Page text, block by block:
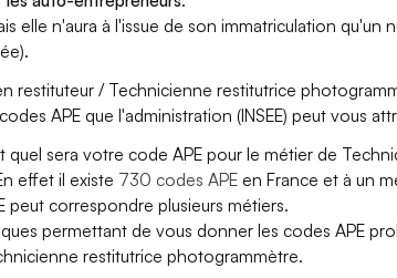
elle n'aura à l'issue de son immatriculation qu'un
restituteur / Technicienne restitutrice
APE que l'administration (INSEE) peut vous
sera votre code APE pour le métier de
effet il existe 730 codes APE en France et à un
peut correspondre plusieurs métiers.
permettant de vous donner les codes APE
restitutrice photogrammètre.